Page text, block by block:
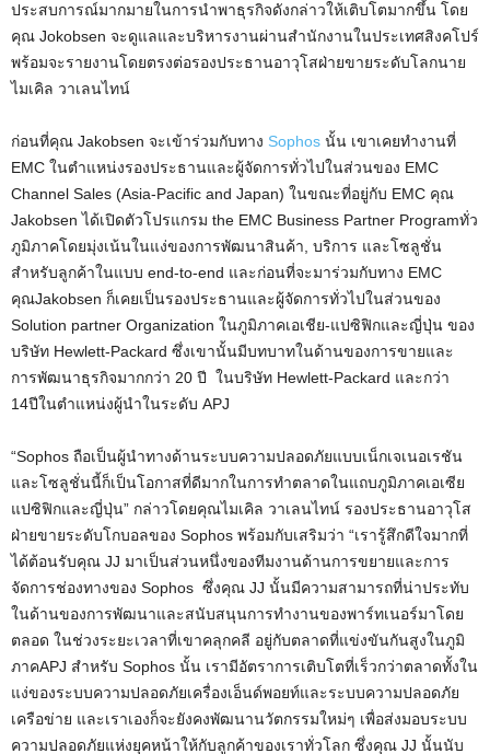
ประสบการณ์มากมายในการนำพาธุรกิจดังกล่าวให้เติบโตมากขึ้น โดย
คุณ Jokobsen จะดูแลและบริหารงานผ่านสำนักงานในประเทศสิงคโปร์
พร้อมจะรายงานโดยตรงต่อรองประธานอาวุโสฝ่ายขายระดับโลกนาย
ไมเคิล วาเลนไทน์
ก่อนที่คุณ Jakobsen จะเข้าร่วมกับทาง Sophos นั้น เขาเคยทำงานที่
EMC ในตำแหน่งรองประธานและผู้จัดการทั่วไปในส่วนของ EMC
Channel Sales (Asia-Pacific and Japan) ในขณะที่อยู่กับ EMC คุณ
Jakobsenได้เปิดตัวโปรแกรม the EMC Business Partner Programทั่ว
ภูมิภาคโดยมุ่งเน้นในแง่ของการพัฒนาสินค้า บริการ และโซลูชั่น
สำหรับลูกค้าในแบบ end-to-end และก่อนที่จะมาร่วมกับทาง EMC
คุณJakobsen ก็เคยเป็นรองประธานและผู้จัดการทั่วไปในส่วนของ
Solution partner Organization ในภูมิภาคเอเชีย-แปซิฟิกและญี่ปุ่น ของ
บริษัท Hewlett-Packard ซึ่งเขานั้นมีบทบาทในด้านของการขายและ
การพัฒนาธุรกิจมากกว่า 20 ปี ในบริษัท Hewlett-Packard และกว่า
14ปีในตำแหน่งผู้นำในระดับ APJ
“Sophos ถือเป็นผู้นำทางด้านระบบความปลอดภัยแบบเน็กเจเนอเรชัน
และโซลูชั่นนี้ก็เป็นโอกาสที่ดีมากในการทำตลาดในแถบภูมิภาคเอเซีย
แปซิฟิกและญี่ปุ่น” กล่าวโดยคุณไมเคิล วาเลนไทน์ รองประธานอาวุโส
ฝ่ายขายระดับโกบอลของ Sophos พร้อมกับเสริมว่า “เรารู้สึกดีใจมากที่
ได้ต้อนรับคุณ JJ มาเป็นส่วนหนึ่งของทีมงานด้านการขยายและการ
จัดการช่องทางของ Sophos ซึ่งคุณ JJ นั้นมีความสามารถที่น่าประทับ
ในด้านของการพัฒนาและสนับสนุนการทำงานของพาร์ทเนอร์มาโดย
ตลอด ในช่วงระยะเวลาที่เขาคลุกคลี อยู่กับตลาดที่แข่งขันกันสูงในภูมิ
ภาคAPJ สำหรับ Sophos นั้น เรามีอัตราการเติบโตที่เร็วกว่าตลาดทั้งใน
แง่ของระบบความปลอดภัยเครื่องเอ็นด์พอยท์และระบบความปลอดภัย
เครือข่าย และเราเองก็จะยังคงพัฒนานวัตกรรมใหม่ๆ เพื่อส่งมอบระบบ
ความปลอดภัยแห่งยุคหน้าให้กับลูกค้าของเราทั่วโลก ซึ่งคุณ JJ นั้นนับ